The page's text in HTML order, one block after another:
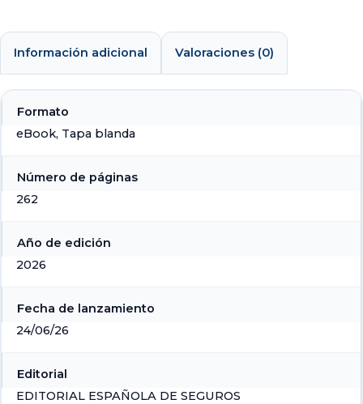
Información adicional Valoraciones (0)
Formato
eBook, Tapa blanda
Número de páginas
262
Año de edición
2026
Fecha de lanzamiento
24/06/26
Editorial
EDITORIAL ESPAÑOLA DE SEGUROS